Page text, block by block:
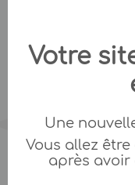
Votre
Une
Vous allez
après